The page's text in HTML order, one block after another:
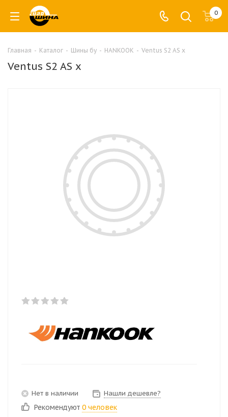
0
Главная - Каталог - Шины бу - HANKOOK - Ventus S2 AS x
Ventus S2 AS x
Нет в наличии Нашли дешевле?
Рекомендуют 0 человек